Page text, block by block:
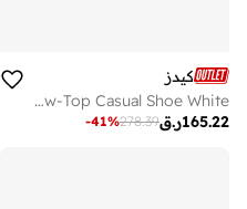
كيدز
Keds Women's Champion Canvas Slip-On Sneaker – Classic Laceless Low-Top Casual Shoe White
ر.ق165.22
278.39
-41%